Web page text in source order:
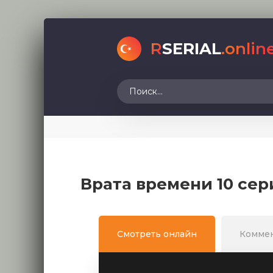
RSERIAL
Врата времени 10
Смотреть онлайн